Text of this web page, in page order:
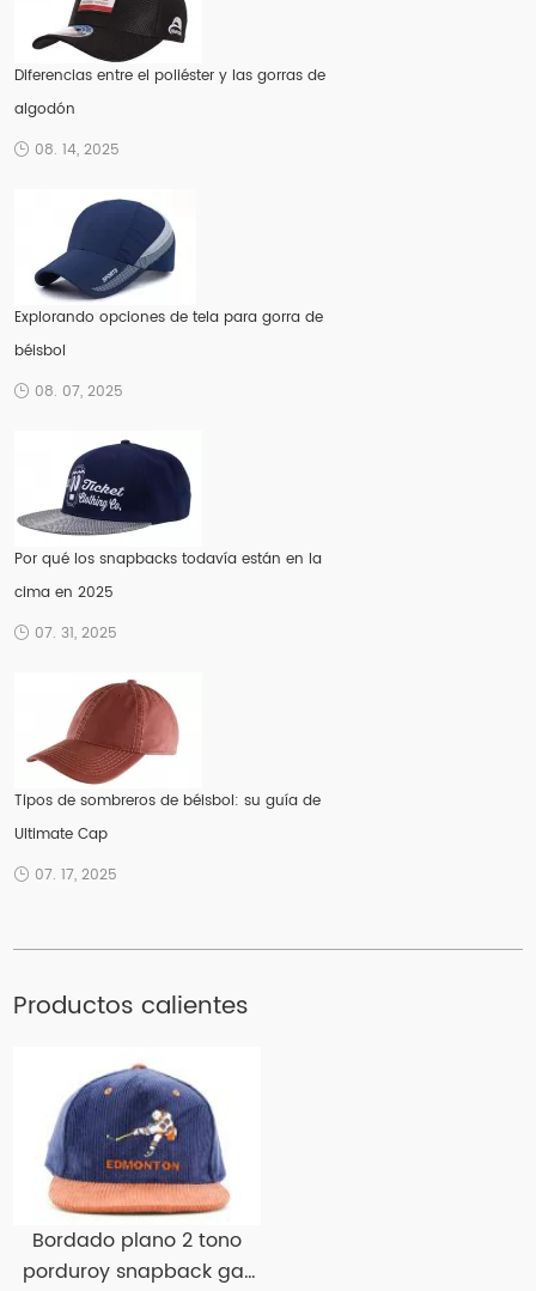
Diferencias entre el poliéster y las gorras de
algodón
08. 14, 2025
Explorando opciones de tela para gorra de
béisbol
08. 07, 2025
Por qué los snapbacks todavía están en la
cima en 2025
07. 31, 2025
Tipos de sombreros de béisbol: su guía de
Ultimate Cap
07. 17, 2025
Productos calientes
Bordado plano 2 tono
porduroy snapback gat